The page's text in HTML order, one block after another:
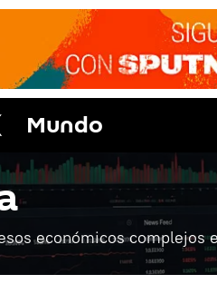
Mundo
económicos complejos